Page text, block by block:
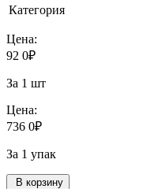
Категория
Цена:
92 0₽
За 1 шт
Цена:
736 0₽
За 1 упак
В корзину